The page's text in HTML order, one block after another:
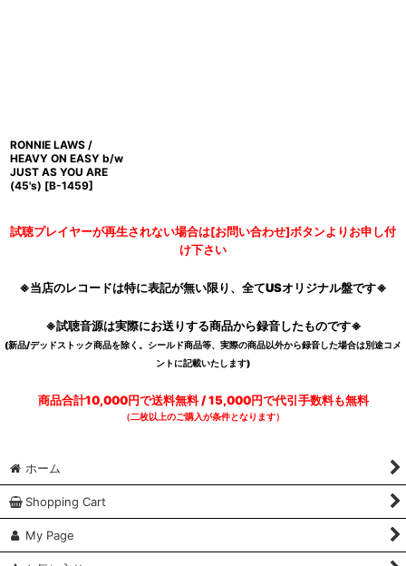
RONNIE LAWS /
HEAVY ON EASY b/w
JUST AS YOU ARE
(45's) [B-1459]
試聴プレイヤーが再生されない場合は[お問い合わせ]ボタンよりお申し付
け下さい
※当店のレコードは特に表記が無い限り、全てUSオリジナル盤です※
※試聴音源は実際にお送りする商品から録音したものです※
(新品/デッドストック商品を除く。シールド商品等、実際の商品以外から録音した場合は別途コメ
ントに記載いたします)
商品合計10,000円で送料無料 / 15,000円で代引手数料も無料
（二枚以上のご購入が条件となります）
ホーム
Shopping Cart
My Page